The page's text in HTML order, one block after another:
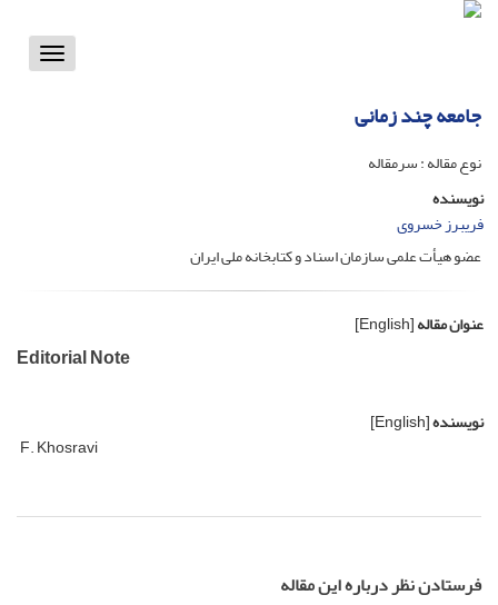
Toggle
جامعه چند زمانی
نوع مقاله : سرمقاله
نویسنده
فریبرز خسروی
عضو هیأت علمی سازمان اسناد و کتابخانه ملی ایران
عنوان مقاله[English]
Editorial Note
نویسنده[English]
F. Khosravi
فرستادن نظر درباره این مقاله